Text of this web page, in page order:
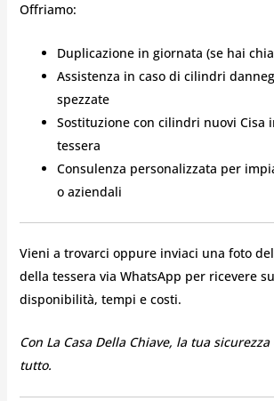
Offriamo:
Duplicazione in giornata (se hai
Assistenza in caso di cilindri
spezzate
Sostituzione con cilindri nuovi Cisa
tessera
Consulenza personalizzata per
o aziendali
Vieni a trovarci oppure inviaci una foto
della tessera via WhatsApp per ricevere
disponibilità, tempi e costi.
Con La Casa Della Chiave, la tua
tutto.